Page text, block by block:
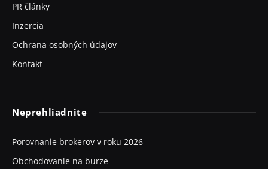
PR články
Inzercia
Ochrana osobných údajov
Kontakt
Neprehliadnite
Porovnanie brokerov v roku 2026
Obchodovanie na burze